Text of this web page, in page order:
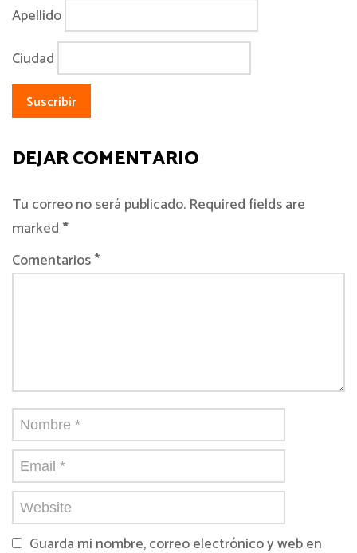
Apellido
Ciudad
DEJAR COMENTARIO
Tu correo no será publicado. Required fields are
marked*
Comentarios *
Guarda mi nombre, correo electrónico y web en